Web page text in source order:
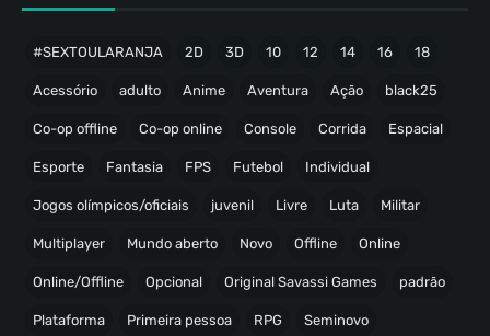
#SEXTOULARANJA 2D 3D 10 12 14 16 18
Acessório adulto Anime Aventura Ação black25
Co-op offline Co-op online Console Corrida Espacial
Esporte Fantasia FPS Futebol Individual
Jogos olímpicos/oficiais juvenil Livre Luta Militar
Multiplayer Mundo aberto Novo Offline Online
Online/Offline Opcional Original Savassi Games padrão
Plataforma Primeira pessoa RPG Seminovo